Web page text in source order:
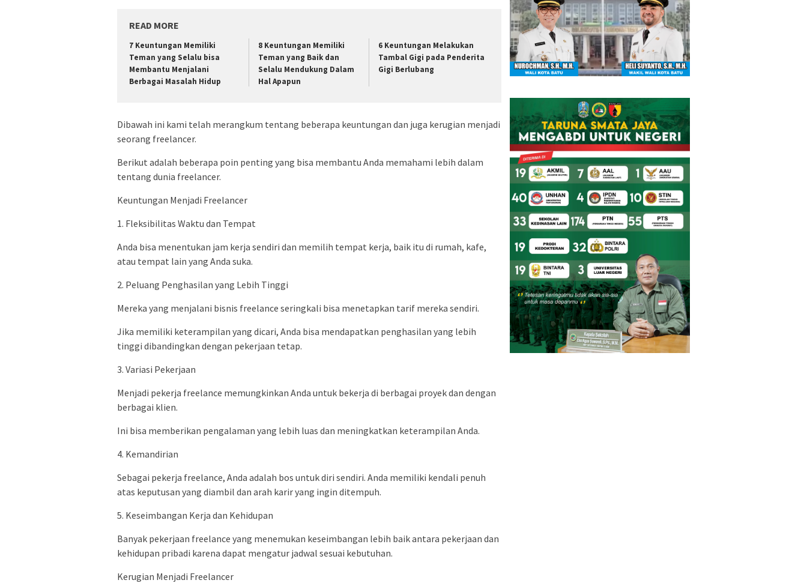
READ MORE
7 Keuntungan Memiliki
Teman yang Selalu bisa
Membantu Menjalani
Berbagai Masalah Hidup
8 Keuntungan Memiliki
Teman yang Baik dan
Selalu Mendukung Dalam
Hal Apapun
6 Keuntungan Melakukan
Tambal Gigi pada Penderita
Gigi Berlubang
Dibawah ini kami telah merangkum tentang beberapa keuntungan dan juga kerugian menjadi
seorang freelancer.
Berikut adalah beberapa poin penting yang bisa membantu Anda memahami lebih dalam
tentang dunia freelancer.
Keuntungan Menjadi Freelancer
1. Fleksibilitas Waktu dan Tempat
Anda bisa menentukan jam kerja sendiri dan memilih tempat kerja, baik itu di rumah, kafe,
atau tempat lain yang Anda suka.
2. Peluang Penghasilan yang Lebih Tinggi
Mereka yang menjalani bisnis freelance seringkali bisa menetapkan tarif mereka sendiri.
Jika memiliki keterampilan yang dicari, Anda bisa mendapatkan penghasilan yang lebih
tinggi dibandingkan dengan pekerjaan tetap.
3. Variasi Pekerjaan
Menjadi pekerja freelance memungkinkan Anda untuk bekerja di berbagai proyek dan dengan
berbagai klien.
Ini bisa memberikan pengalaman yang lebih luas dan meningkatkan keterampilan Anda.
4. Kemandirian
Sebagai pekerja freelance, Anda adalah bos untuk diri sendiri. Anda memiliki kendali penuh
atas keputusan yang diambil dan arah karir yang ingin ditempuh.
5. Keseimbangan Kerja dan Kehidupan
Banyak pekerjaan freelance yang menemukan keseimbangan lebih baik antara pekerjaan dan
kehidupan pribadi karena dapat mengatur jadwal sesuai kebutuhan.
Kerugian Menjadi Freelancer